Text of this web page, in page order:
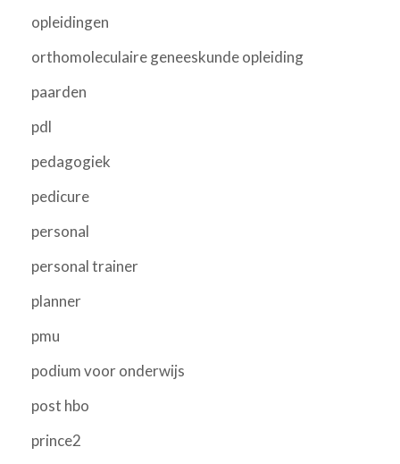
opleidingen
orthomoleculaire geneeskunde opleiding
paarden
pdl
pedagogiek
pedicure
personal
personal trainer
planner
pmu
podium voor onderwijs
post hbo
prince2